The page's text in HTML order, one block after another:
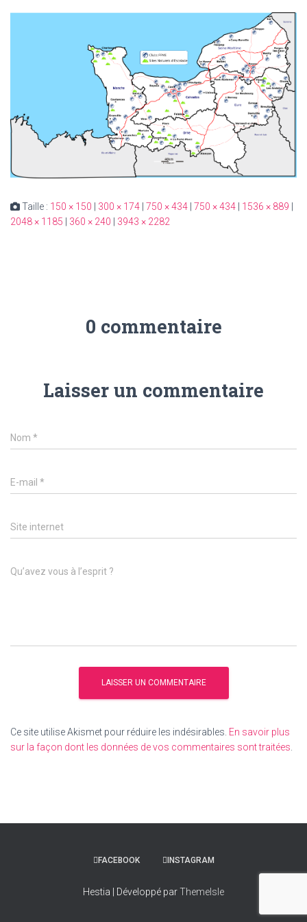
Taille : 150 × 150 300 × 174 750 × 434 750 × 434 1536 × 889
2048 × 1185
360 × 240 3943 × 2282
0 commentaire
Laisser un commentaire
Nom *
E-mail *
Site internet
Qu’avez vous à l’esprit ?
Ce site utilise Akismet pour réduire les indésirables. En savoir plus
sur la façon dont les données de vos commentaires sont traitées
FACEBOOK INSTAGRAM
Hestia | Développé parThemeIsle